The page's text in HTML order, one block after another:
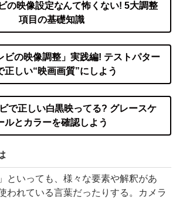
の映像設定なんて怖くない! 5大調整
項目の基礎知識
ビの映像調整」実践編! テストパター
正しい“映画画質”にしよう
で正しい白黒映ってる? グレースケ
ルとカラーを確認しよう
といっても、様々な要素や解釈があ
われている言葉だったりする。カメラ